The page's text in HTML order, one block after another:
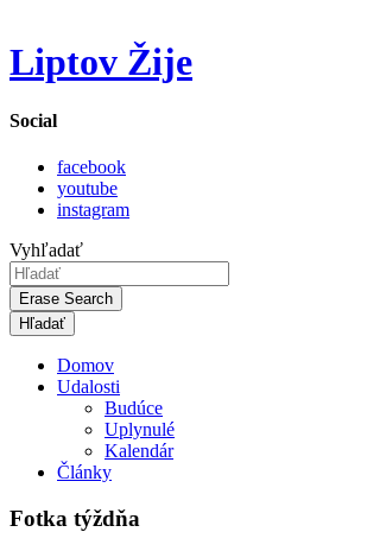
Liptov Žije
Social
facebook
youtube
instagram
Vyhľadať
Erase Search
Domov
Udalosti
Budúce
Uplynulé
Kalendár
Články
Fotka týždňa